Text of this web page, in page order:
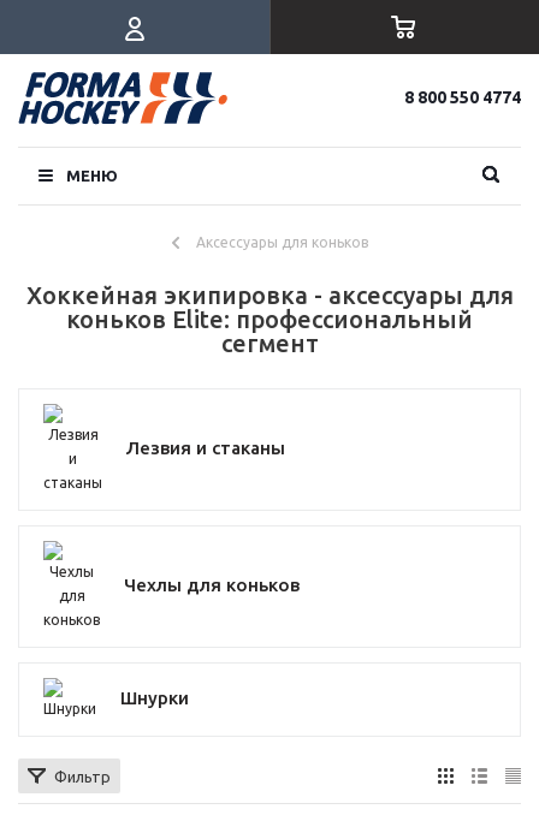
8 800 550 4774
МЕНЮ
Аксессуары для коньков
Хоккейная экипировка - аксессуары для
коньков Elite: профессиональный
сегмент
Лезвия и стаканы
Чехлы для коньков
Шнурки
Фильтр